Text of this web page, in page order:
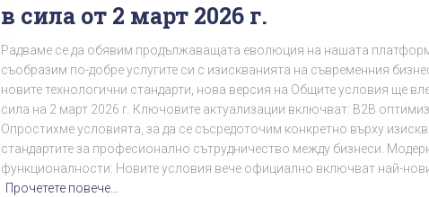
в сила от 2 март 2026 г.
Радваме се да обявим продължаващата еволюция на нашата
съобразим по-добре услугите си с изискванията на съвременния
новите технологични стандарти, нова версия на Общите условия ще
сила на 2 март 2026 г. Ключовите актуализации включват: B2B
Опростихме условията, за да се съсредоточим конкретно върху
стандартите за професионално сътрудничество между бизнеси.
функционалности: Новите условия вече официално включват най-
Прочетете повече…